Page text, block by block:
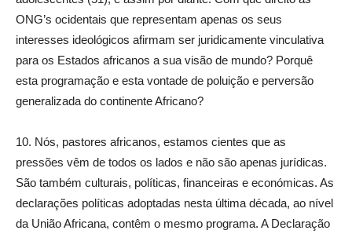
ONG’s ocidentais que representam apenas os seus
interesses ideológicos afirmam ser juridicamente vinculativa
para os Estados africanos a sua visão de mundo? Porquê
esta programação e esta vontade de poluição e perversão
generalizada do continente Africano?
10. Nós, pastores africanos, estamos cientes que as
pressões vêm de todos os lados e não são apenas jurídicas.
São também culturais, políticas, financeiras e económicas. As
declarações políticas adoptadas nesta última década, ao nível
da União Africana, contêm o mesmo programa. A Declaração